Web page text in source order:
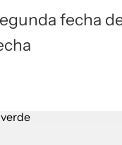
fecha